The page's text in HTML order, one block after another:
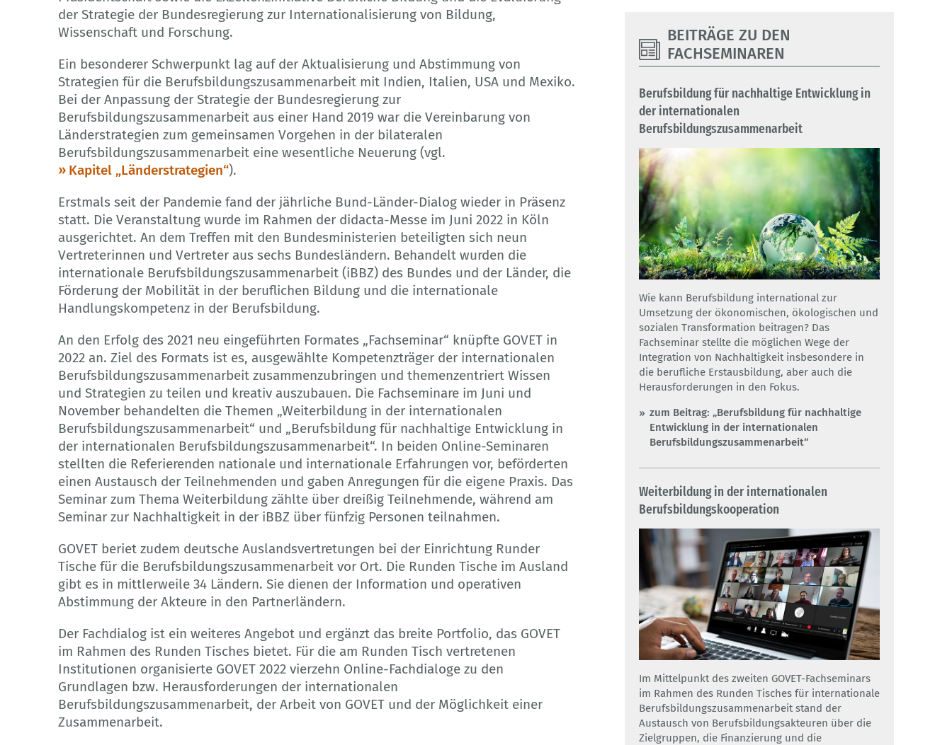
der Strategie der Bundesregierung zur Internationalisierung von Bildung,
Wissenschaft und Forschung.
Ein besonderer Schwerpunkt lag auf der Aktualisierung und Abstimmung von
Strategien für die Berufsbildungszusammenarbeit mit Indien, Italien, USA und Mexiko.
Bei der Anpassung der Strategie der Bundesregierung zur
Berufsbildungszusammenarbeit aus einer Hand 2019 war die Vereinbarung von
Länderstrategien zum gemeinsamen Vorgehen in der bilateralen
Berufsbildungszusammenarbeit eine wesentliche Neuerung (vgl.
Kapitel „Länderstrategien“).
Erstmals seit der Pandemie fand der jährliche Bund-Länder-Dialog wieder in Präsenz
statt. Die Veranstaltung wurde im Rahmen der didacta-Messe im Juni 2022 in Köln
ausgerichtet. An dem Treffen mit den Bundesministerien beteiligten sich neun
Vertreterinnen und Vertreter aus sechs Bundesländern. Behandelt wurden die
internationale Berufsbildungszusammenarbeit (iBBZ) des Bundes und der Länder, die
Förderung der Mobilität in der beruflichen Bildung und die internationale
Handlungskompetenz in der Berufsbildung.
An den Erfolg des 2021 neu eingeführten Formates „Fachseminar“ knüpfte GOVET in
2022 an. Ziel des Formats ist es, ausgewählte Kompetenzträger der internationalen
Berufsbildungszusammenarbeit zusammenzubringen und themenzentriert Wissen
und Strategien zu teilen und kreativ auszubauen. Die Fachseminare im Juni und
November behandelten die Themen „Weiterbildung in der internationalen
Berufsbildungszusammenarbeit“ und „Berufsbildung für nachhaltige Entwicklung in
der internationalen Berufsbildungszusammenarbeit“. In beiden Online-Seminaren
stellten die Referierenden nationale und internationale Erfahrungen vor, beförderten
einen Austausch der Teilnehmenden und gaben Anregungen für die eigene Praxis. Das
Seminar zum Thema Weiterbildung zählte über dreißig Teilnehmende, während am
Seminar zur Nachhaltigkeit in der iBBZ über fünfzig Personen teilnahmen.
GOVET beriet zudem deutsche Auslandsvertretungen bei der Einrichtung Runder
Tische für die Berufsbildungszusammenarbeit vor Ort. Die Runden Tische im Ausland
gibt es in mittlerweile 34 Ländern. Sie dienen der Information und operativen
Abstimmung der Akteure in den Partnerländern.
Der Fachdialog ist ein weiteres Angebot und ergänzt das breite Portfolio, das GOVET
im Rahmen des Runden Tisches bietet. Für die am Runden Tisch vertretenen
Institutionen organisierte GOVET 2022 vierzehn Online-Fachdialoge zu den
Grundlagen bzw. Herausforderungen der internationalen
Berufsbildungszusammenarbeit, der Arbeit von GOVET und der Möglichkeit einer
Zusammenarbeit.
BEITRÄGE ZU DEN
FACHSEMINAREN
Berufsbildung für nachhaltige Entwicklung in
der internationalen
Berufsbildungszusammenarbeit
Wie kann Berufsbildung international zur
Umsetzung der ökonomischen, ökologischen und
sozialen Transformation beitragen? Das
Fachseminar stellte die möglichen Wege der
Integration von Nachhaltigkeit insbesondere in
die berufliche Erstausbildung, aber auch die
Herausforderungen in den Fokus.
zum Beitrag: „Berufsbildung für nachhaltige
Entwicklung in der internationalen
Berufsbildungszusammenarbeit“
Weiterbildung in der internationalen
Berufsbildungskooperation
Im Mittelpunkt des zweiten GOVET-Fachseminars
im Rahmen des Runden Tisches für internationale
Berufsbildungszusammenarbeit stand der
Austausch von Berufsbildungsakteuren über die
Zielgruppen, die Finanzierung und die